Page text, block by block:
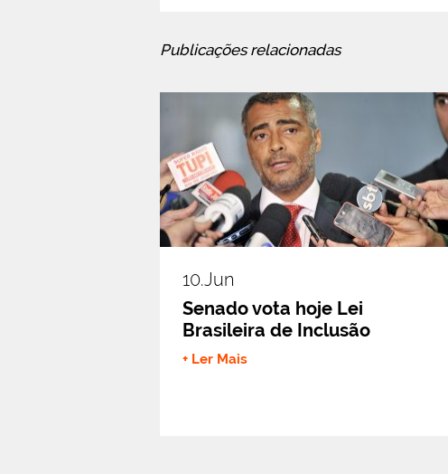
Publicações relacionadas
10.jun
Senado vota hoje Lei
Brasileira de Inclusão
+ Ler Mais